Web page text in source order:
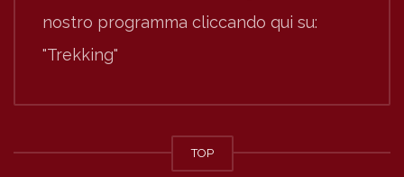
nostro programma cliccando qui su:
"Trekking"
TOP